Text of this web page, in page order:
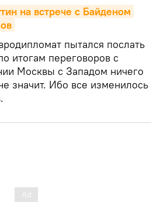
на встрече с Байденом
пытался послать
итогам переговоров с
Москвы с Западом ничего
значит. Ибо все изменилось